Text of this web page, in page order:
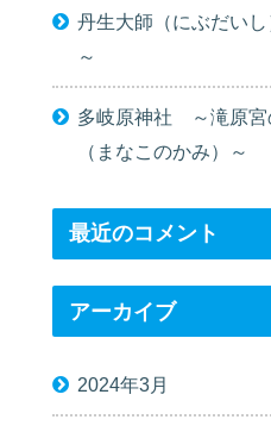
丹生大師（にぶだい
～
多岐原神社 ～滝原宮
（まなこのかみ）～
最近のコメント
アーカイブ
2024年3月